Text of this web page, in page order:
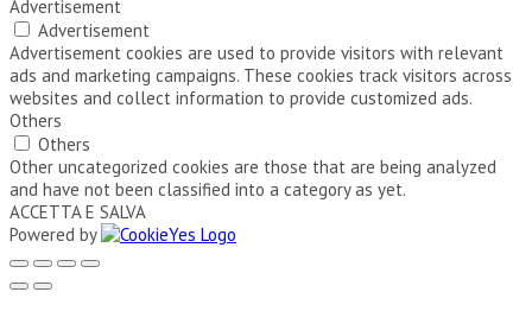
Advertisement
Advertisement
Advertisement cookies are used to provide visitors with relevant
ads and marketing campaigns. These cookies track visitors across
websites and collect information to provide customized ads.
Others
Others
Other uncategorized cookies are those that are being analyzed
and have not been classified into a category as yet.
ACCETTA E SALVA
Powered by